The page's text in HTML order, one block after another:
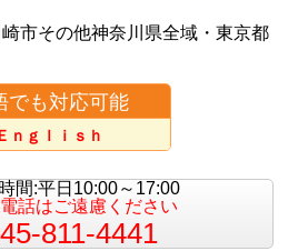
市その他神奈川県全域・東京都
でも対応可能
ｎｇｌｉｓｈ
間:平日10:00～17:00
話はご遠慮ください
811-4441